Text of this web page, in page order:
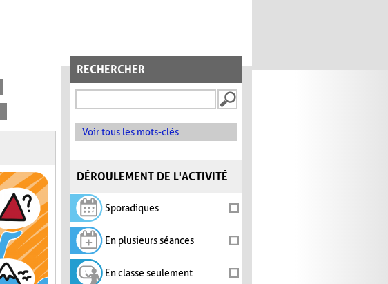
RECHERCHER
Voir tous les mots-clés
DÉROULEMENT DE L'ACTIVITÉ
Sporadiques
En plusieurs séances
En classe seulement